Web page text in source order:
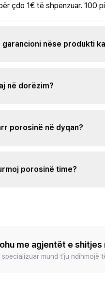
çdo 1€ të shpenzuar. 100
garancioni nëse produkti
në dorëzim?
porosinë në dyqan?
porosinë time?
me agjentët e
specializuar mund t'ju